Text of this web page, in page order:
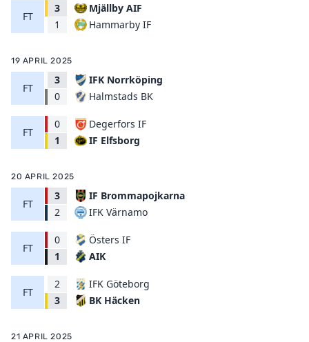
FT
3
1
Mjällby AIF
Hammarby IF
19 APRIL 2025
FT
3
0
IFK Norrköping
Halmstads BK
FT
0
1
Degerfors IF
IF Elfsborg
20 APRIL 2025
FT
3
2
IF Brommapojkarna
IFK Värnamo
FT
0
1
Östers IF
AIK
FT
2
3
IFK Göteborg
BK Häcken
21 APRIL 2025